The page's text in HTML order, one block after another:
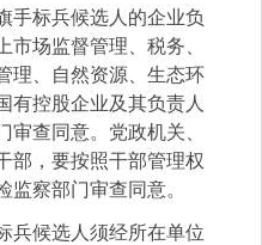
手标兵候选人的企业负
市场监督管理、税务、
理、自然资源、生态环
有控股企业及其负责人
审查同意。党政机关、
部，要按照干部管理权
监察部门审查同意。
兵候选人须经所在单位